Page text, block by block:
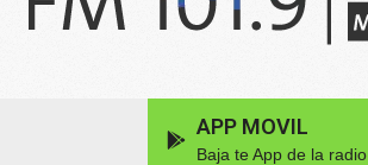
APP MOVIL
Baja te App de la radio